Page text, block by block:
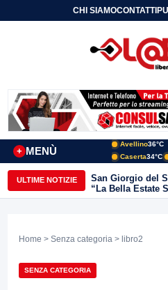
CHI SIAMOCONTATTI
MENÙ
+
Avellino36°C
Caserta34°C
ULTIME NOTIZIE
San Giorgio del
“La Bella Estate
III edizione tra
Home > Senza categoria > libro2
SENZA CATEGORIA